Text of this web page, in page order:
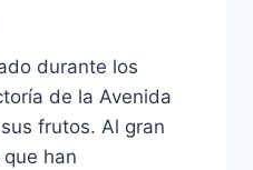
durante los
de la Avenida
frutos. Al gran
han